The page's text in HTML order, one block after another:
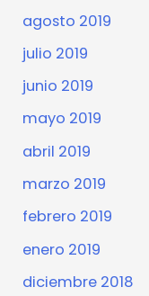
agosto 2019
julio 2019
junio 2019
mayo 2019
abril 2019
marzo 2019
febrero 2019
enero 2019
diciembre 2018